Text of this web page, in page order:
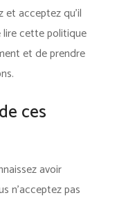
et acceptez qu’il
cette politique
et de prendre
ces
avoir
n’acceptez pas